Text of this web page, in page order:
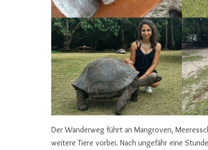
Der Wanderweg führt an Mangroven,
weitere Tiere vorbei. Nach ungefähr eine